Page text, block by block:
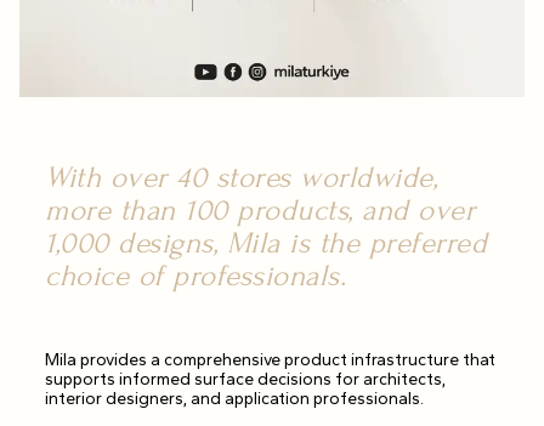
With over 40 stores worldwide,
more than 100 products, and over
1,000 designs, Mila is the preferred
choice of professionals.
Mila provides a comprehensive product infrastructure that
supports informed surface decisions for architects,
interior designers, and application professionals.